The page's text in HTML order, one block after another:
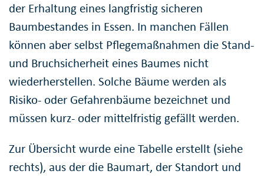
der Erhaltung eines langfristig sicheren
Baumbestandes in Essen. In manchen Fällen
können aber selbst Pflegemaßnahmen die Stand-
und Bruchsicherheit eines Baumes nicht
wiederherstellen. Solche Bäume werden als
Risiko- oder Gefahrenbäume bezeichnet und
müssen kurz- oder mittelfristig gefällt werden.
Zur Übersicht wurde eine Tabelle erstellt (siehe
rechts), aus der die Baumart, der Standort und